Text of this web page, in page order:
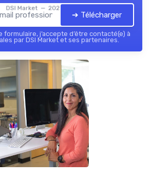
DSI Market — 2026
➔ Télécharger
formulaire, j’accepte d’être contacté(e) à
par DSI Market et ses partenaires.